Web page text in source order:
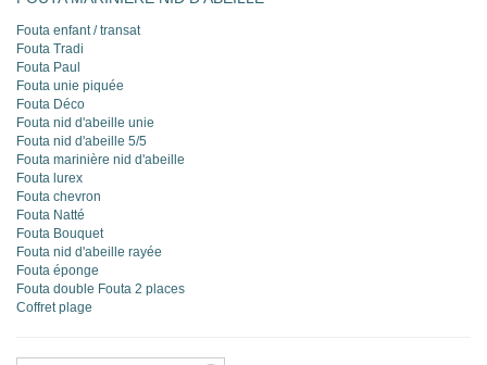
Fouta enfant / transat
Fouta Tradi
Fouta Paul
Fouta unie piquée
Fouta Déco
Fouta nid d'abeille unie
Fouta nid d'abeille 5/5
Fouta marinière nid d'abeille
Fouta lurex
Fouta chevron
Fouta Natté
Fouta Bouquet
Fouta nid d'abeille rayée
Fouta éponge
Fouta double Fouta 2 places
Coffret plage